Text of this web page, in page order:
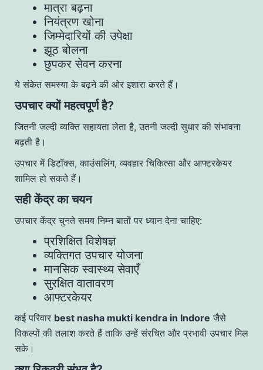
मात्रा बढ़ना
नियंत्रण खोना
जिम्मेदारियों की उपेक्षा
झूठ बोलना
छुपकर सेवन करना
ये संकेत समस्या के बढ़ने की ओर इशारा करते हैं।
उपचार क्यों महत्वपूर्ण है?
जितनी जल्दी व्यक्ति सहायता लेता है, उतनी जल्दी सुधार की संभावना
बढ़ती है।
उपचार में डिटॉक्स, काउंसलिंग, व्यवहार चिकित्सा और आफ्टरकेयर
शामिल हो सकते हैं।
सही केंद्र का चयन
उपचार केंद्र चुनते समय निम्न बातों पर ध्यान देना चाहिए:
प्रशिक्षित विशेषज्ञ
व्यक्तिगत उपचार योजना
मानसिक स्वास्थ्य सेवाएँ
सुरक्षित वातावरण
आफ्टरकेयर
कई परिवार best nasha mukti kendra in Indore जैसे
विकल्पों की तलाश करते हैं ताकि उन्हें संरचित और प्रभावी उपचार मिल
सके।